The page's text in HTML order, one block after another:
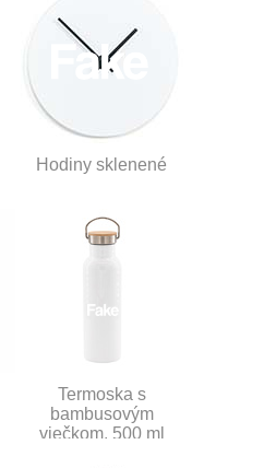
Hodiny sklenené
Termoska s
bambusovým
viečkom, 500 ml